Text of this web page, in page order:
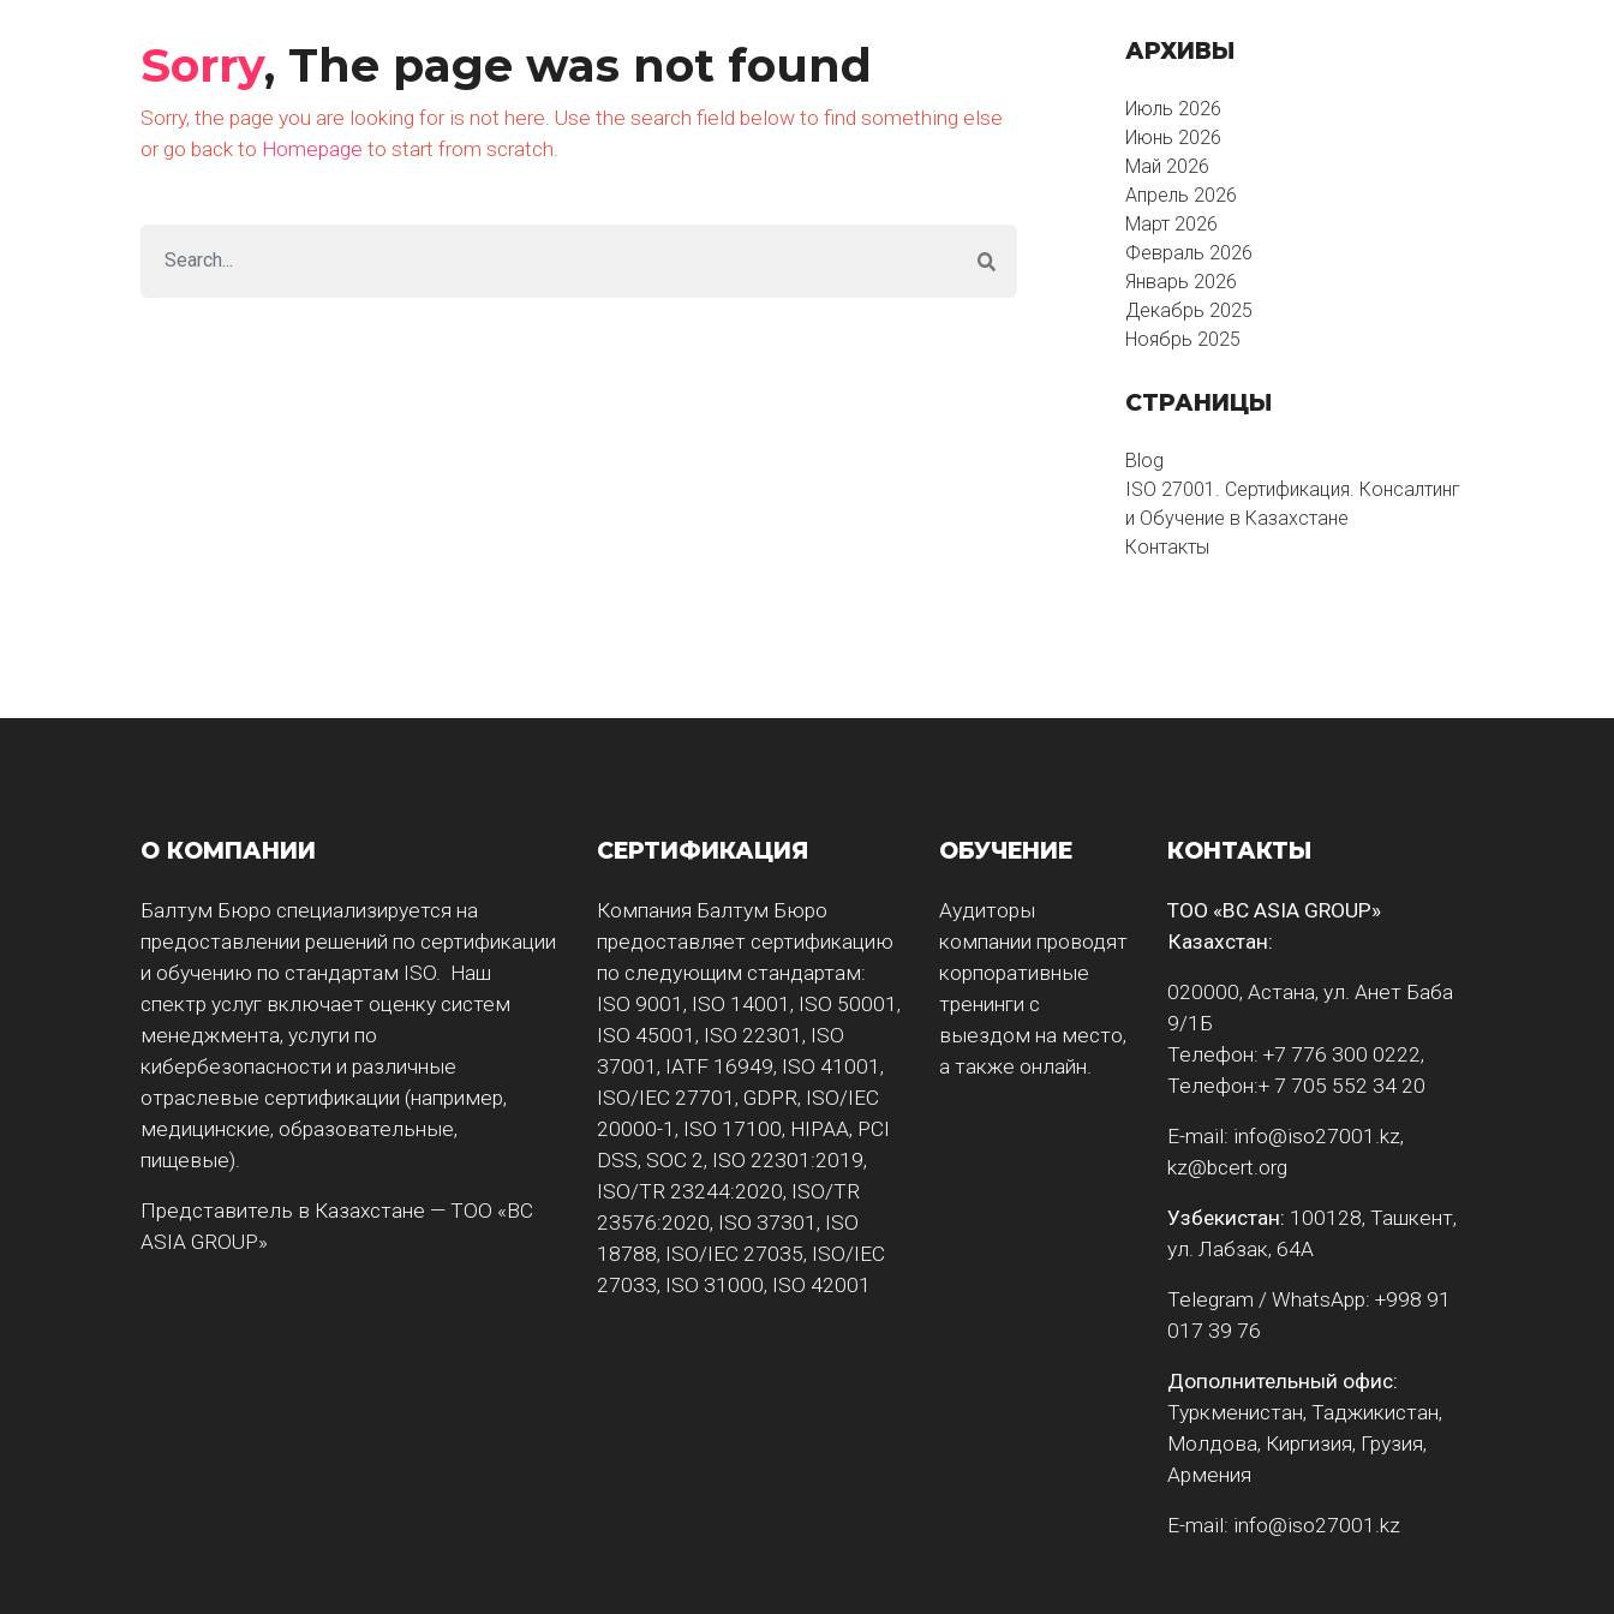
Sorry, The page was not found
Sorry, the page you are looking for is not here. Use the search field below to find something else
or go back to Homepage to start from scratch.
АРХИВЫ
Июль 2026
Июнь 2026
Май 2026
Апрель 2026
Март 2026
Февраль 2026
Январь 2026
Декабрь 2025
Ноябрь 2025
СТРАНИЦЫ
Blog
ISO 27001. Сертификация. Консалтинг
и Обучение в Казахстане
Контакты
О КОМПАНИИ
Балтум Бюро специализируется на
предоставлении решений по сертификации
и обучению по стандартам ISO. Наш
спектр услуг включает оценку систем
менеджмента, услуги по
кибербезопасности и различные
отраслевые сертификации (например,
медицинские, образовательные,
пищевые).
Представитель в Казахстане — ТОО «BC
ASIA GROUP»
СЕРТИФИКАЦИЯ
Компания Балтум Бюро
предоставляет сертификацию
по следующим стандартам:
ISO 9001, ISO 14001, ISO 50001,
ISO 45001, ISO 22301, ISO
37001, IATF 16949, ISO 41001,
ISO/IEC 27701, GDPR, ISO/IEC
20000-1, ISO 17100, HIPAA, PCI
DSS, SOC 2, ISO 22301:2019,
ISO/TR 23244:2020, ISO/TR
23576:2020, ISO 37301, ISO
18788, ISO/IEC 27035, ISO/IEC
27033, ISO 31000, ISO 42001
ОБУЧЕНИЕ
Аудиторы
компании проводят
корпоративные
тренинги с
выездом на место,
а также онлайн.
КОНТАКТЫ
ТОО «BC ASIA GROUP»
Казахстан:
020000, Астана, ул. Анет Баба
9/1Б
Телефон: +7 776 300 0222,
Телефон:+ 7 705 552 34 20
E-mail: info@iso27001.kz,
kz@bcert.org
Узбекистан: 100128, Ташкент,
ул. Лабзак, 64А
Telegram / WhatsApp: +998 91
017 39 76
Дополнительный офис:
Туркменистан, Таджикистан,
Молдова, Киргизия, Грузия,
Армения
E-mail: info@iso27001.kz